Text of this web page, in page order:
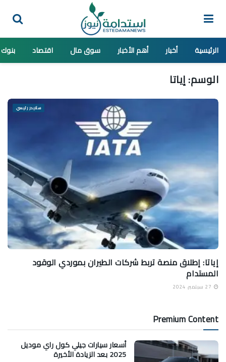
الرئيسية أخبار أهم الأخبار سوق مال اقتصاد بنوك
الوسم:إياتا
سلايدر رئيسي
إياتا: إطلاق منصة تربط شركات الطيران بموردي الوقود
المستدام
Premium Content
أسعار سيارات جيلي كول راي موديل
2025 بعد الزيادة الأخيرة